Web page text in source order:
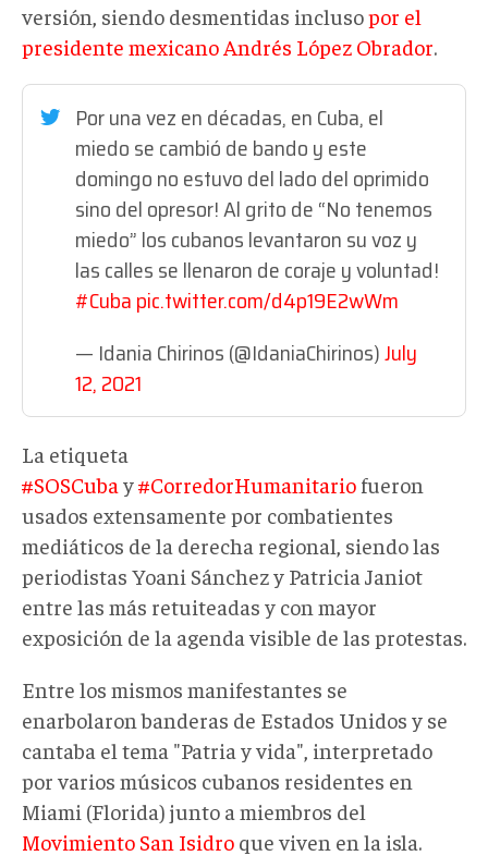
versión, siendo desmentidas inclusopor el
presidente mexicano Andrés López Obrador.
Por una vez en décadas, en Cuba, el
miedo se cambió de bando y este
domingo no estuvo del lado del oprimido
sino del opresor! Al grito de “No tenemos
miedo” los cubanos levantaron su voz y
las calles se llenaron de coraje y voluntad!
#Cubapic.twitter.com/d4p19E2wWm
— Idania Chirinos (@IdaniaChirinos)July
12, 2021
La etiqueta
#SOSCuba y#CorredorHumanitario fueron
usados extensamente por combatientes
mediáticos de la derecha regional, siendo las
periodistas Yoani Sánchez y Patricia Janiot
entre las más retuiteadas y con mayor
exposición de la agenda visible de las protestas.
Entre los mismos manifestantes se
enarbolaron banderas de Estados Unidos y se
cantaba el tema "Patria y vida", interpretado
por varios músicos cubanos residentes en
Miami (Florida) junto a miembros del
Movimiento San Isidro que viven en la isla.